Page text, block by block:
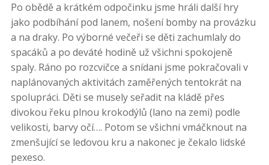
Po obědě a krátkém odpočinku jsme hráli další hry
jako podbíhání pod lanem, nošení bomby na provázku
a na draky. Po výborné večeři se děti zachumlaly do
spacáků a po deváté hodině už všichni spokojeně
spaly. Ráno po rozcvičce a snídani jsme pokračovali v
naplánovaných aktivitách zaměřených tentokrát na
spolupráci. Děti se musely seřadit na kládě přes
divokou řeku plnou krokodýlů (lano na zemi) podle
velikosti, barvy očí…. Potom se všichni vmáčknout na
zmenšující se ledovou kru a nakonec je čekalo lidské
pexeso.